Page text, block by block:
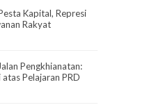
Kapital, Represi
Rakyat
Pengkhianatan:
Pelajaran PRD